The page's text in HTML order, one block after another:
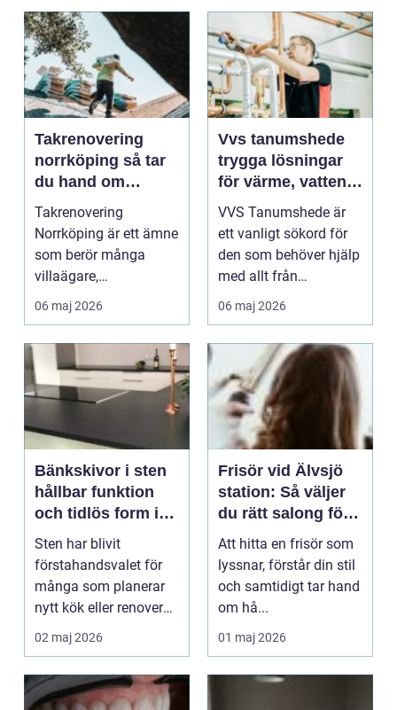
Takrenovering
norrköping så tar
du hand om
husets viktigaste
skydd
Takrenovering
Norrköping är ett ämne
som berör många
villaägare,
bostadsrättsföreningar
och fastighe...
06 maj 2026
Vvs tanumshede
trygga lösningar
för värme, vatten
och sanitet
VVS Tanumshede är
ett vanligt sökord för
den som behöver hjälp
med allt från
droppande blandare
06 maj 2026
Bänkskivor i sten
hållbar funktion
och tidlös form i
kök och badrum
Sten har blivit
förstahandsvalet för
många som planerar
nytt kök eller renoverar
badrum.
Kombination...
02 maj 2026
Frisör vid Älvsjö
station: Så väljer
du rätt salong för
ditt hår
Att hitta en frisör som
lyssnar, förstår din stil
och samtidigt tar hand
om hå...
01 maj 2026